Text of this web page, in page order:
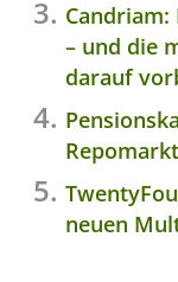
– und die
darauf
Repomarkt
neuen